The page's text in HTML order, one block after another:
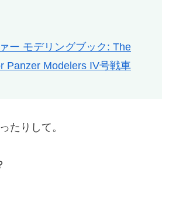
ー モデリングブック: The
Panzer Modelers IV号戦車
たりして。